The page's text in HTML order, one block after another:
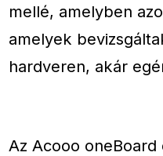
mellé, amelyben
amelyek
hardveren, akár
Az Acooo